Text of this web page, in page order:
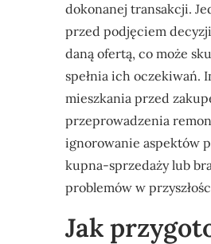
dokonanej transakcji.
przed podjęciem
daną ofertą, co może
spełnia ich oczekiwań.
mieszkania przed
przeprowadzenia
ignorowanie aspektów
kupna-sprzedaży lub
problemów w
Jak